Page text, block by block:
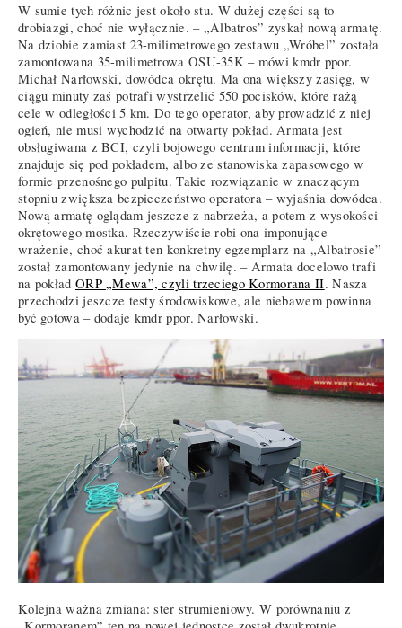
W sumie tych różnic jest około stu. W dużej części są to
drobiazgi, choć nie wyłącznie. – „Albatros” zyskał nową armatę.
Na dziobie zamiast 23-milimetrowego zestawu „Wróbel” została
zamontowana 35-milimetrowa OSU-35K – mówi kmdr ppor.
Michał Narłowski, dowódca okrętu. Ma ona większy zasięg, w
ciągu minuty zaś potrafi wystrzelić 550 pocisków, które rażą
cele w odległości 5 km. Do tego operator, aby prowadzić z niej
ogień, nie musi wychodzić na otwarty pokład. Armata jest
obsługiwana z BCI, czyli bojowego centrum informacji, które
znajduje się pod pokładem, albo ze stanowiska zapasowego w
formie przenośnego pulpitu. Takie rozwiązanie w znaczącym
stopniu zwiększa bezpieczeństwo operatora – wyjaśnia dowódca.
Nową armatę oglądam jeszcze z nabrzeża, a potem z wysokości
okrętowego mostka. Rzeczywiście robi ona imponujące
wrażenie, choć akurat ten konkretny egzemplarz na „Albatrosie”
został zamontowany jedynie na chwilę. – Armata docelowo trafi
na pokład ORP „Mewa”, czyli trzeciego Kormorana II. Nasza
przechodzi jeszcze testy środowiskowe, ale niebawem powinna
być gotowa – dodaje kmdr ppor. Narłowski.
Kolejna ważna zmiana: ster strumieniowy. W porównaniu z